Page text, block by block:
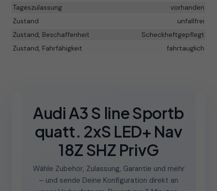
Tageszulassung
vorhanden
Zustand
unfallfrei
Zustand, Beschaffenheit
Scheckheftgepflegt
Zustand, Fahrfähigkeit
fahrtauglich
Audi A3 S line Sportb
quatt. 2xS LED+ Nav
18Z SHZ PrivG
Wähle Zubehör, Zulassung, Garantie und mehr
– und sende Deine Konfiguration direkt an